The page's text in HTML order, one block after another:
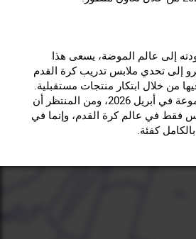
إلى عالم الموضة، يسعى هذا
إلى تحدي ملابس تدريب كرة القدم
من خلال ابتكار منتجات مستقبلية.
من المقرر إطلاق المجموعة في أبريل 2026، ومن المنتظر أن
فقط في عالم كرة القدم، وإنما في
كفئة.